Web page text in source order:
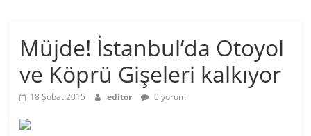
Müjde! İstanbul’da Otoyol
ve Köprü Gişeleri kalkıyor
18 Şubat 2015 editor 0 yorum